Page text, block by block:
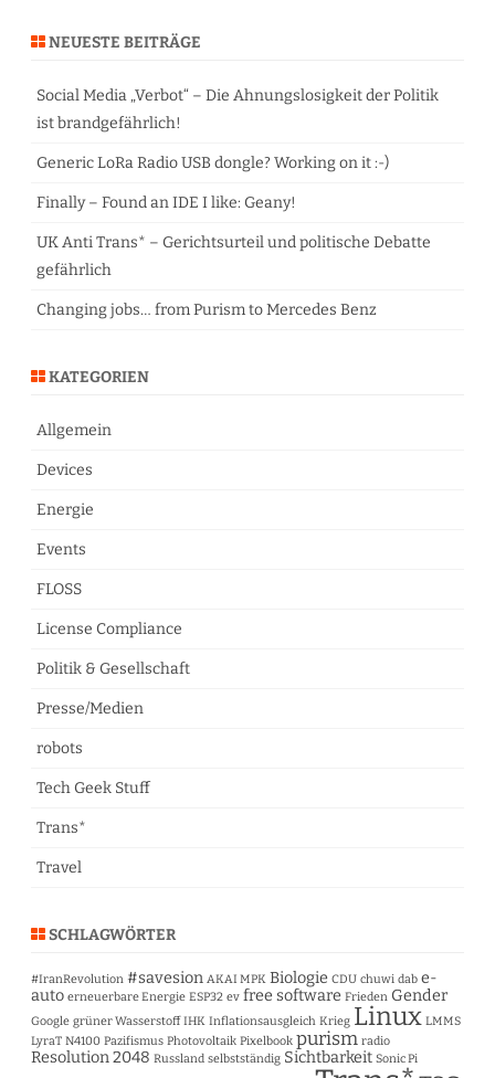
r
h
NEUESTE BEITRÄGE
Social Media „Verbot“ – Die Ahnungslosigkeit der Politik
ist brandgefährlich!
Generic LoRa Radio USB dongle? Working on it :-)
Finally – Found an IDE I like: Geany!
UK Anti Trans* – Gerichtsurteil und politische Debatte
gefährlich
Changing jobs… from Purism to Mercedes Benz
KATEGORIEN
Allgemein
Devices
Energie
Events
FLOSS
License Compliance
Politik & Gesellschaft
Presse/Medien
robots
Tech Geek Stuff
Trans*
Travel
SCHLAGWÖRTER
#IranRevolution #savesion AKAI MPK Biologie CDU chuwi dab e-
auto erneuerbare Energie ESP32 ev free software Frieden Gender
Google grüner Wasserstoff IHK Inflationsausgleich Krieg Linux LMMS
LyraT N4100 Pazifismus Photovoltaik Pixelbook purism radio
Resolution 2048 Russland selbstständig Sichtbarkeit Sonic Pi